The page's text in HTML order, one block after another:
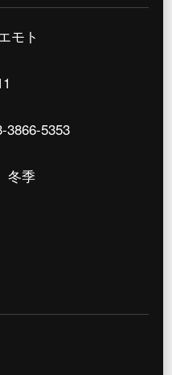
モト
5353
冬季